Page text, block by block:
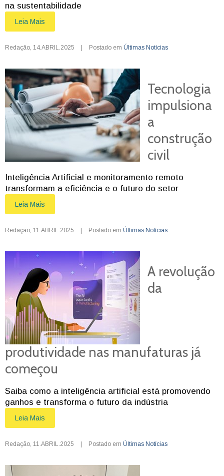
na sustentabilidade
Leia Mais
Redação 14.ABRIL.2025 | Postado em Últimas Notícias
Tecnologia
impulsiona
a
construção
civil
Inteligência Artificial e monitoramento remoto
transformam a eficiência e o futuro do setor
Leia Mais
Redação 11.ABRIL.2025 | Postado em Últimas Notícias
A revolução
da
produtividade nas manufaturas já
começou
Saiba como a inteligência artificial está promovendo
ganhos e transforma o futuro da indústria
Leia Mais
Redação 11.ABRIL.2025 | Postado em Últimas Notícias